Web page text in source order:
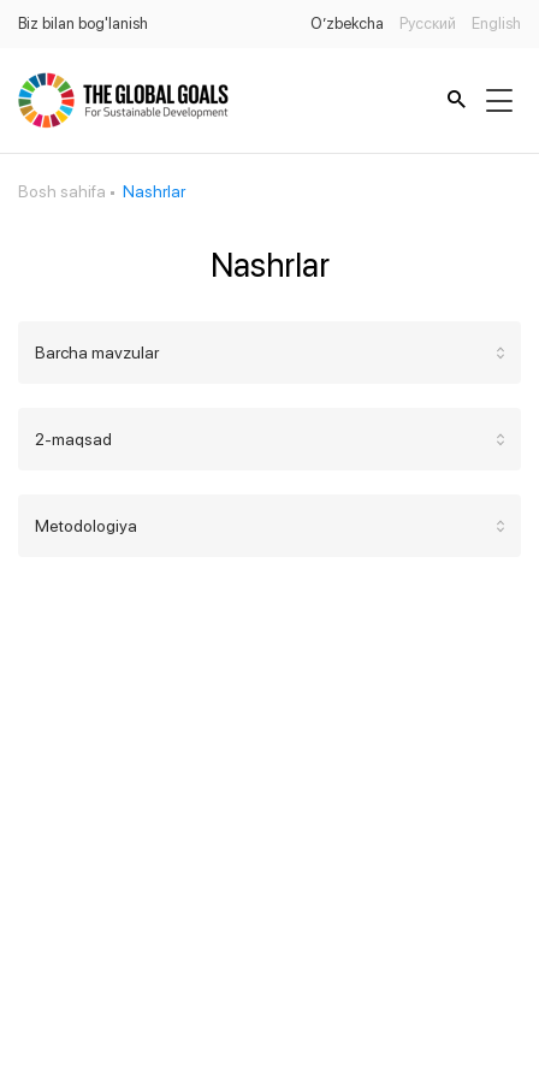
Biz bilan bog'lanish O’zbekcha Русский English
Bosh sahifa Nashrlar
Nashrlar
Barcha mavzular
2-maqsad
Metodologiya